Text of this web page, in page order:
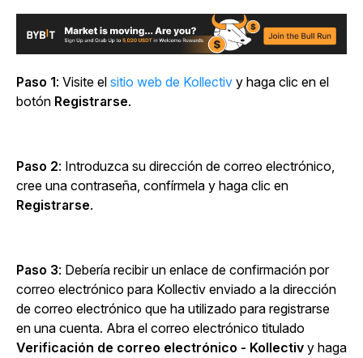
Paso 1: Visite el sitio web de Kollectiv y haga clic en el
botón Registrarse.
Paso 2: Introduzca su dirección de correo electrónico,
cree una contraseña, confírmela y haga clic en
Registrarse.
Paso 3: Debería recibir un enlace de confirmación por
correo electrónico para Kollectiv enviado a la dirección
de correo electrónico que ha utilizado para registrarse
en una cuenta. Abra el correo electrónico titulado
Verificación de correo electrónico - Kollectiv y haga